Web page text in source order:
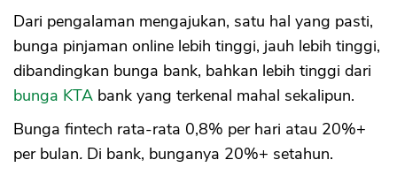
Dari pengalaman mengajukan, satu hal yang pasti,
bunga pinjaman online lebih tinggi, jauh lebih tinggi,
dibandingkan bunga bank, bahkan lebih tinggi dari
bunga KTA bank yang terkenal mahal sekalipun.
Bunga fintech rata-rata 0,8% per hari atau 20%+
per bulan. Di bank, bunganya 20%+ setahun.